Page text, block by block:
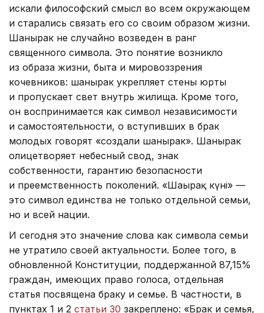
искали философский смысл во всем окружающем
и старались связать его со своим образом жизни.
Шанырак не случайно возведен в ранг
священного символа. Это понятие возникло
из образа жизни, быта и мировоззрения
кочевников: шанырак укрепляет стены юрты
и пропускает свет внутрь жилища. Кроме того,
он воспринимается как символ независимости
и самостоятельности, о вступивших в брак
молодых говорят «создали шанырак». Шанырак
олицетворяет небесный свод, знак
собственности, гарантию безопасности
и преемственность поколений. «Шаңырақ күні» —
это символ единства не только отдельной семьи,
но и всей нации.
И сегодня это значение слова как символа семьи
не утратило своей актуальности. Более того, в
обновленной Конституции, поддержанной 87,15%
граждан, имеющих право голоса, отдельная
статья посвящена браку и семье. В частности, в
пунктах 1 и 2 статьи 30 закреплено: «Брак и семья,